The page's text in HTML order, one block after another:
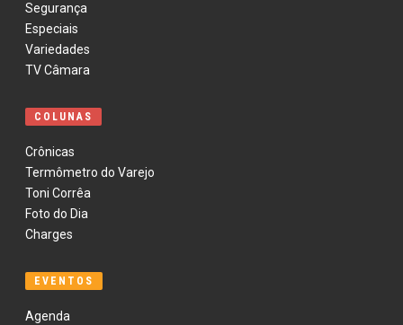
Segurança
Especiais
Variedades
TV Câmara
COLUNAS
Crônicas
Termômetro do Varejo
Toni Corrêa
Foto do Dia
Charges
EVENTOS
Agenda